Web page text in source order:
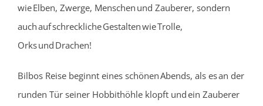
wie Elben, Zwerge, Menschen und Zauberer, sondern
auch auf schreckliche Gestalten wie Trolle,
Orks und Drachen!
Bilbos Reise beginnt eines schönen Abends, als es an der
runden Tür seiner Hobbithöhle klopft und ein Zauberer